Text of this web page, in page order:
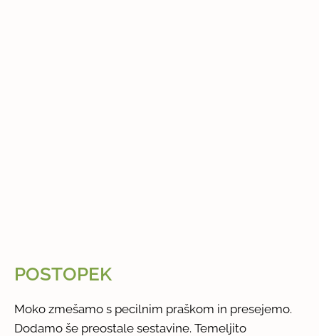
POSTOPEK
Moko zmešamo s pecilnim praškom in presejemo.
Dodamo še preostale sestavine. Temeljito